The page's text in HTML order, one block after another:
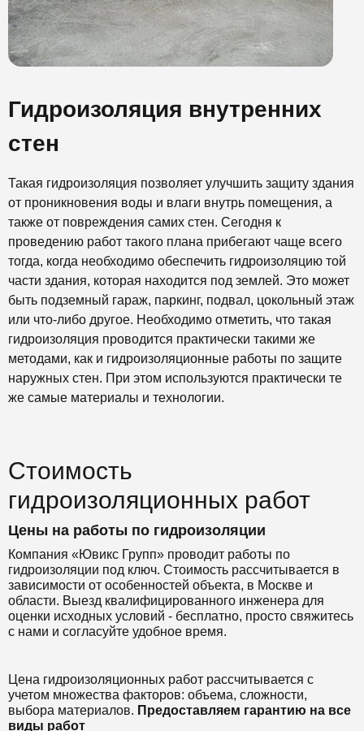
Гидроизоляция внутренних
стен
Такая гидроизоляция позволяет улучшить защиту здания
от проникновения воды и влаги внутрь помещения, а
также от повреждения самих стен. Сегодня к
проведению работ такого плана прибегают чаще всего
тогда, когда необходимо обеспечить гидроизоляцию той
части здания, которая находится под землей. Это может
быть подземный гараж, паркинг, подвал, цокольный этаж
или что-либо другое. Необходимо отметить, что такая
гидроизоляция проводится практически такими же
методами, как и гидроизоляционные работы по защите
наружных стен. При этом используются практически те
же самые материалы и технологии.
Стоимость
гидроизоляционных работ
Цены на работы по гидроизоляции
Компания «Ювикс Групп» проводит работы по
гидроизоляции под ключ. Стоимость рассчитывается в
зависимости от особенностей объекта, в Москве и
области. Выезд квалифицированного инженера для
оценки исходных условий - бесплатно, просто свяжитесь
с нами и согласуйте удобное время.
Цена гидроизоляционных работ рассчитывается с
учетом множества факторов: объема, сложности,
выбора материалов. Предоставляем гарантию на все
виды работ